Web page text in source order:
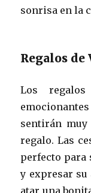
sonrisa en la
Regalos de
Los
sentirán
regalo. Las
perfecto para
y expresar su
atar una